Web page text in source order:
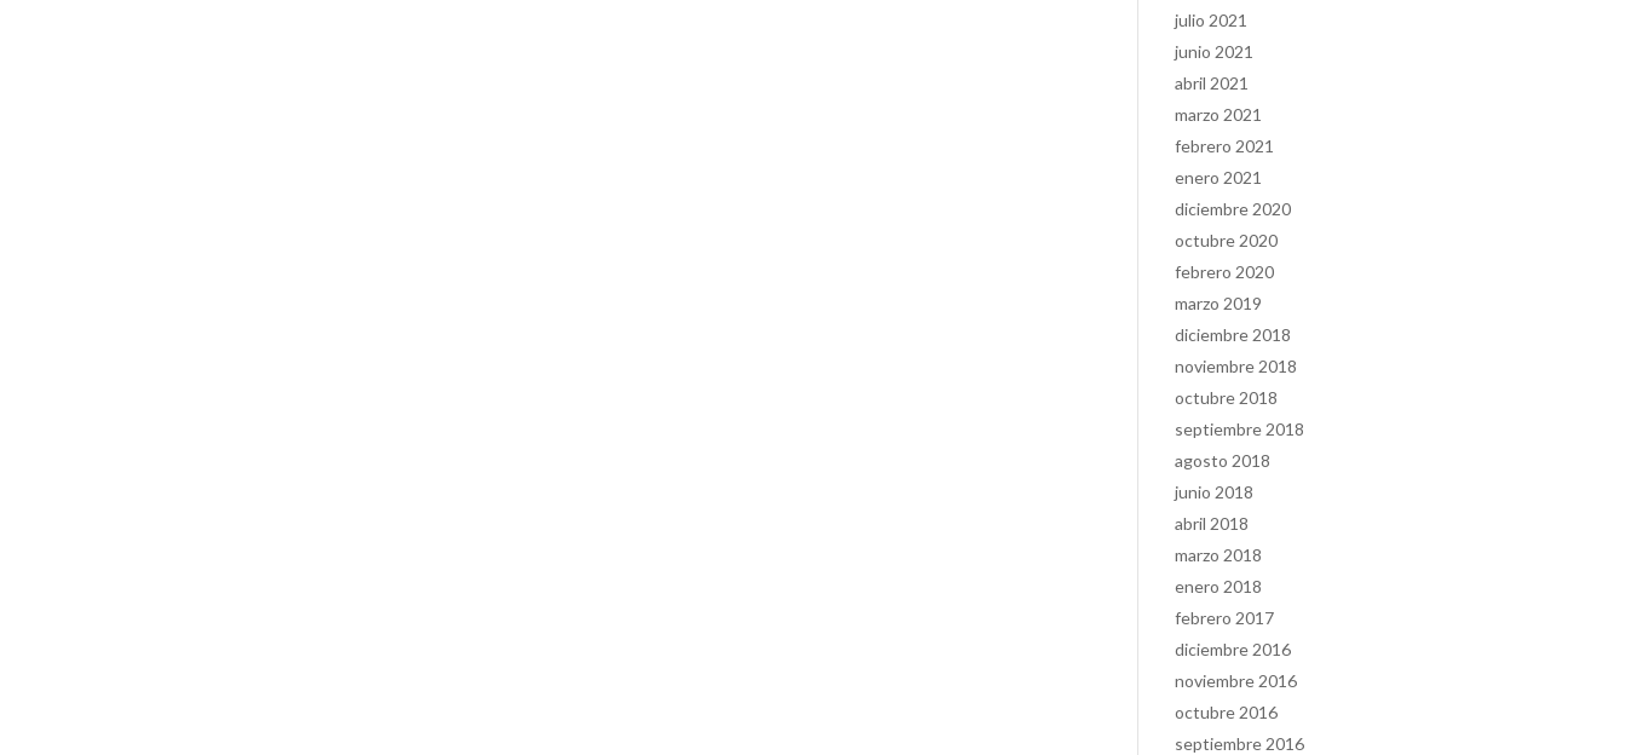
julio 2021
junio 2021
abril 2021
marzo 2021
febrero 2021
enero 2021
diciembre 2020
octubre 2020
febrero 2020
marzo 2019
diciembre 2018
noviembre 2018
octubre 2018
septiembre 2018
agosto 2018
junio 2018
abril 2018
marzo 2018
enero 2018
febrero 2017
diciembre 2016
noviembre 2016
octubre 2016
septiembre 2016